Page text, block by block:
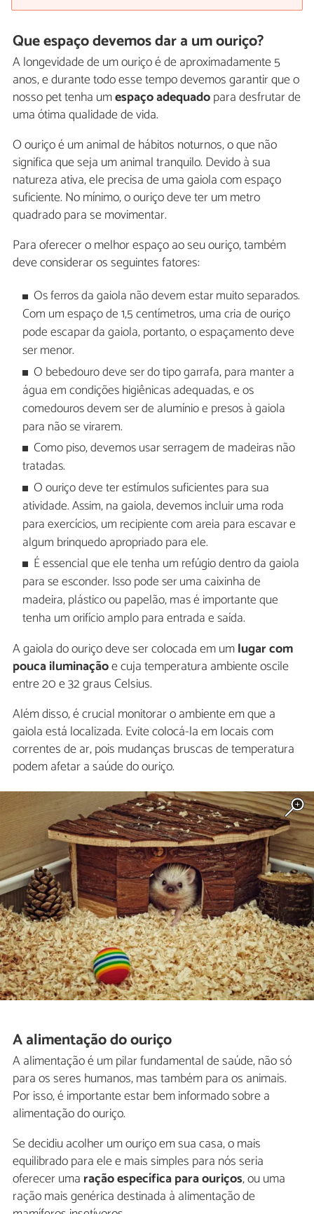
Que espaço devemos dar a um ouriço?
A longevidade de um ouriço é de aproximadamente 5
anos, e durante todo esse tempo devemos garantir que o
nosso pet tenha umespaço adequadopara desfrutar de
uma ótima qualidade de vida.
O ouriço é um animal de hábitos noturnos, o que não
significa que seja um animal tranquilo. Devido à sua
natureza ativa, ele precisa de uma gaiola com espaço
suficiente. No mínimo, o ouriço deve ter um metro
quadrado para se movimentar.
Para oferecer o melhor espaço ao seu ouriço, também
deve considerar os seguintes fatores:
Os ferros da gaiola não devem estar muito separados.
Com um espaço de 1,5 centímetros, uma cria de ouriço
pode escapar da gaiola, portanto, o espaçamento deve
ser menor.
O bebedouro deve ser do tipo garrafa, para manter a
água em condições higiênicas adequadas, e os
comedouros devem ser de alumínio e presos à gaiola
para não se virarem.
Como piso, devemos usar serragem de madeiras não
tratadas.
O ouriço deve ter estímulos suficientes para sua
atividade. Assim, na gaiola, devemos incluir uma roda
para exercícios, um recipiente com areia para escavar e
algum brinquedo apropriado para ele.
É essencial que ele tenha um refúgio dentro da gaiola
para se esconder. Isso pode ser uma caixinha de
madeira, plástico ou papelão, mas é importante que
tenha um orifício amplo para entrada e saída.
A gaiola do ouriço deve ser colocada em umlugar com
pouca iluminaçãoe cuja temperatura ambiente oscile
entre 20 e 32 graus Celsius.
Além disso, é crucial monitorar o ambiente em que a
gaiola está localizada. Evite colocá-la em locais com
correntes de ar, pois mudanças bruscas de temperatura
podem afetar a saúde do ouriço.
A alimentação do ouriço
A alimentação é um pilar fundamental de saúde, não só
para os seres humanos, mas também para os animais.
Por isso, é importante estar bem informado sobre a
alimentação do ouriço.
Se decidiu acolher um ouriço em sua casa, o mais
equilibrado para ele e mais simples para nós seria
oferecer uma ração específica para ouriços, ou uma
ração mais genérica destinada à alimentação de